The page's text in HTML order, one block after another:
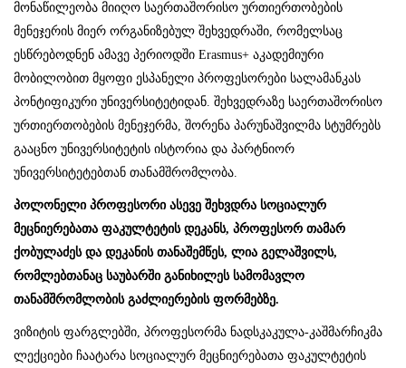
მონაწილეობა მიიღო საერთაშორისო ურთიერთობების
მენეჯერის მიერ ორგანიზებულ შეხვედრაში, რომელსაც
ესწრებოდნენ ამავე პერიოდში Erasmus+ აკადემიური
მობილობით მყოფი ესპანელი პროფესორები სალამანკას
პონტიფიკური უნივერსიტეტიდან. შეხვედრაზე საერთაშორისო
ურთიერთობების მენეჯერმა, შორენა პარუნაშვილმა სტუმრებს
გააცნო უნივერსიტეტის ისტორია და პარტნიორ
უნივერსიტეტებთან თანამშრომლობა.
პოლონელი პროფესორი ასევე შეხვდრა სოციალურ
მეცნიერებათა ფაკულტეტის დეკანს, პროფესორ თამარ
ქობულაძეს და დეკანის თანაშემწეს, ლია გელაშვილს,
რომლებთანაც საუბარში განიხილეს სამომავლო
თანამშრომლობის გაძლიერების ფორმებზე.
ვიზიტის ფარგლებში, პროფესორმა ნადსკაკულა-კაშმარჩიკმა
ლექციები ჩაატარა სოციალურ მეცნიერებათა ფაკულტეტის